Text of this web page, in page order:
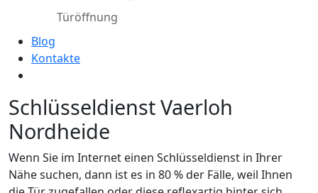
Türöffnung
Blog
Kontakte
Schlüsseldienst Vaerloh
Nordheide
Wenn Sie im Internet einen Schlüsseldienst in Ihrer
Nähe suchen, dann ist es in 80 % der Fälle, weil Ihnen